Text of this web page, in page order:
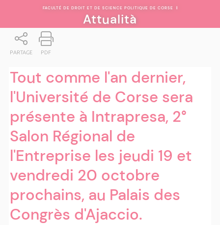
FACULTÉ DE DROIT ET DE SCIENCE POLITIQUE DE CORSE |
Attualità
PARTAGE PDF
Tout comme l'an dernier,
l'Université de Corse sera
présente à Intrapresa, 2°
Salon Régional de
l'Entreprise les jeudi 19 et
vendredi 20 octobre
prochains, au Palais des
Congrès d'Ajaccio.